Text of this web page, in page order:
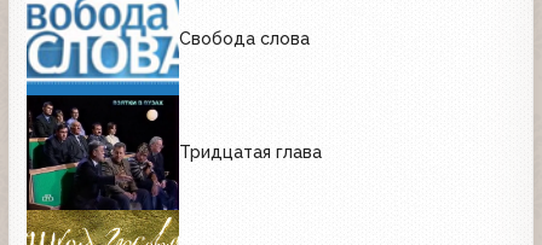
Свобода слова
Тридцатая глава